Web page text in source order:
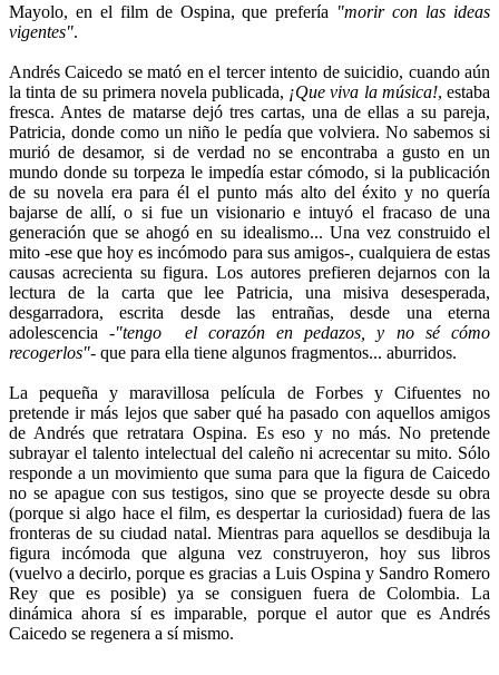
Mayolo, en el film de Ospina, que prefería "morir con las ideas
vigentes".
Andrés Caicedo se mató en el tercer intento de suicidio, cuando aún
la tinta de su primera novela publicada, ¡Que viva la música!, estaba
fresca. Antes de matarse dejó tres cartas, una de ellas a su pareja,
Patricia, donde como un niño le pedía que volviera. No sabemos si
murió de desamor, si de verdad no se encontraba a gusto en un
mundo donde su torpeza le impedía estar cómodo, si la publicación
de su novela era para él el punto más alto del éxito y no quería
bajarse de allí, o si fue un visionario e intuyó el fracaso de una
generación que se ahogó en su idealismo... Una vez construido el
mito -ese que hoy es incómodo para sus amigos-, cualquiera de estas
causas acrecienta su figura. Los autores prefieren dejarnos con la
lectura de la carta que lee Patricia, una misiva desesperada,
desgarradora, escrita desde las entrañas, desde una eterna
adolescencia -"tengo el corazón en pedazos, y no sé cómo
recogerlos"- que para ella tiene algunos fragmentos... aburridos.
La pequeña y maravillosa película de Forbes y Cifuentes no
pretende ir más lejos que saber qué ha pasado con aquellos amigos
de Andrés que retratara Ospina. Es eso y no más. No pretende
subrayar el talento intelectual del caleño ni acrecentar su mito. Sólo
responde a un movimiento que suma para que la figura de Caicedo
no se apague con sus testigos, sino que se proyecte desde su obra
(porque si algo hace el film, es despertar la curiosidad) fuera de las
fronteras de su ciudad natal. Mientras para aquellos se desdibuja la
figura incómoda que alguna vez construyeron, hoy sus libros
(vuelvo a decirlo, porque es gracias a Luis Ospina y Sandro Romero
Rey que es posible) ya se consiguen fuera de Colombia. La
dinámica ahora sí es imparable, porque el autor que es Andrés
Caicedo se regenera a sí mismo.